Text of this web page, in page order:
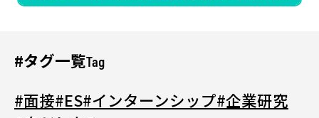
Tag
#タグ一覧
#面接#ES#インターンシップ#企業研究